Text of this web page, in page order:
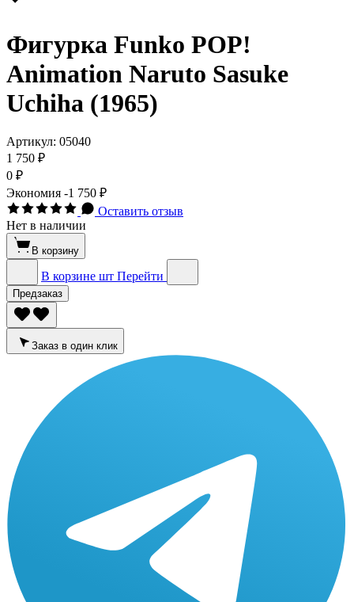
Фигурка Funko POP!
Animation Naruto Sasuke
Uchiha (1965)
Артикул: 05040
1 750 ₽
0 ₽
Экономия -1 750 ₽
Оставить отзыв
Нет в наличии
В корзину
В корзине шт Перейти
Предзаказ
Заказ в один клик